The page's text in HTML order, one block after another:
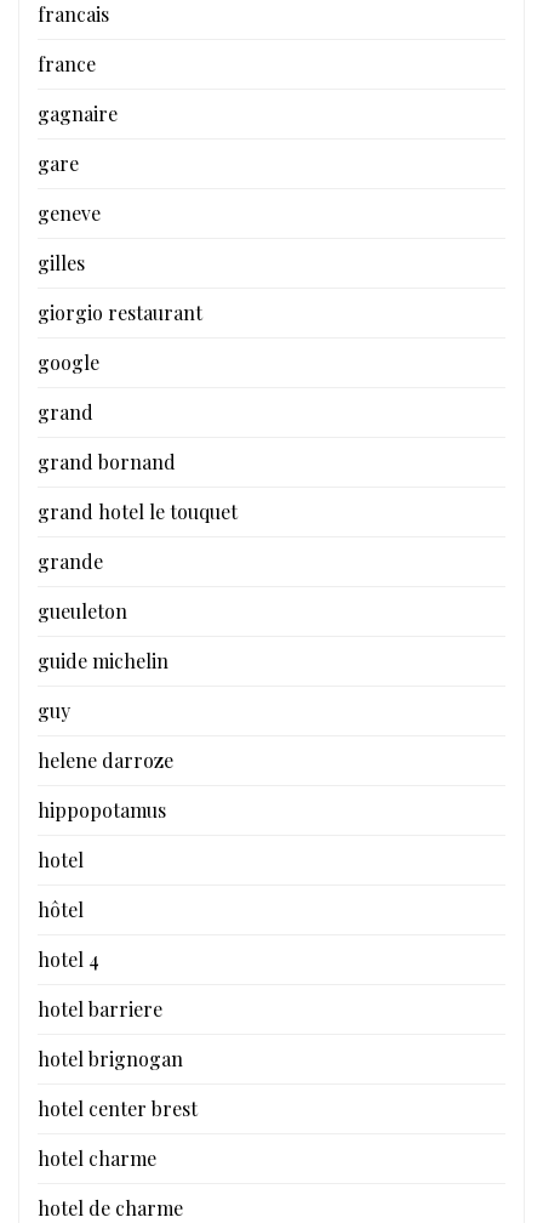
francais
france
gagnaire
gare
geneve
gilles
giorgio restaurant
google
grand
grand bornand
grand hotel le touquet
grande
gueuleton
guide michelin
guy
helene darroze
hippopotamus
hotel
hôtel
hotel 4
hotel barriere
hotel brignogan
hotel center brest
hotel charme
hotel de charme